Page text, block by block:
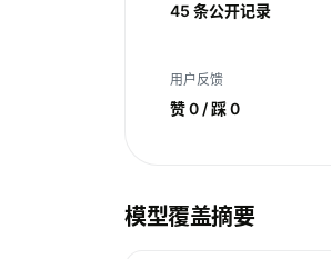
45 条公开记录
用户反馈
赞 0 / 踩 0
模型覆盖摘要